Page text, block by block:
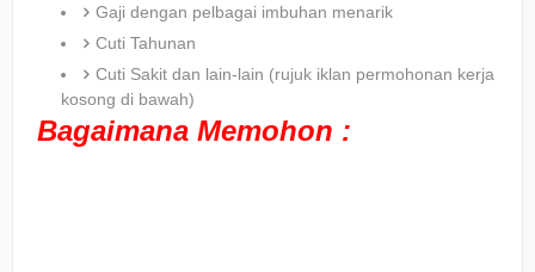
Gaji dengan pelbagai imbuhan menarik
Cuti Tahunan
Cuti Sakit dan lain-lain (rujuk iklan permohonan kerja
kosong di bawah)
Bagaimana Memohon :